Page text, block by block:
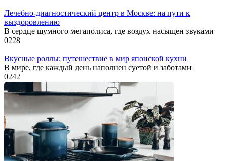
Лечебно-диагностический центр в Москве: на пути к
выздоровлению
В сердце шумного мегаполиса, где воздух насыщен звуками
0228
Вкусные роллы: путешествие в мир японской кухни
В мире, где каждый день наполнен суетой и заботами
0242